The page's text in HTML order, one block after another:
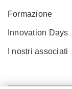
Formazione
Innovation Days
I nostri associati